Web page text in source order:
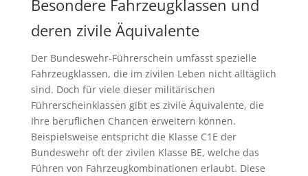
Besondere Fahrzeugklassen und
deren zivile Äquivalente
Der Bundeswehr-Führerschein umfasst spezielle
Fahrzeugklassen, die im zivilen Leben nicht alltäglich
sind. Doch für viele dieser militärischen
Führerscheinklassen gibt es zivile Äquivalente, die
Ihre beruflichen Chancen erweitern können.
Beispielsweise entspricht die Klasse C1E der
Bundeswehr oft der zivilen Klasse BE, welche das
Führen von Fahrzeugkombinationen erlaubt. Diese